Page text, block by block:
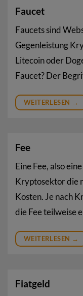
Faucet
Faucets sind
Gegenleistung
Litecoin oder
Faucet? Der
WEITERLESEN →
Fee
Eine Fee, also
Kryptosektor die
Kosten. Je nach
die Fee teilweise
WEITERLESEN →
Fiatgeld